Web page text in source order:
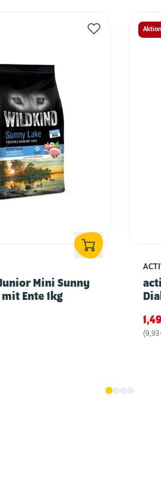
Mini Sunny
mit Ente 1kg
Aktion
1,49
(9,93